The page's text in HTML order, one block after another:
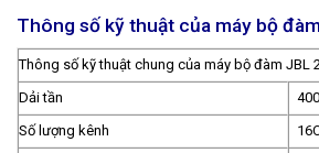
Thông số kỹ thuật của máy bộ
Thông số kỹ thuật chung của máy bộ đàm JBL
Dải tần
Số lượng kênh